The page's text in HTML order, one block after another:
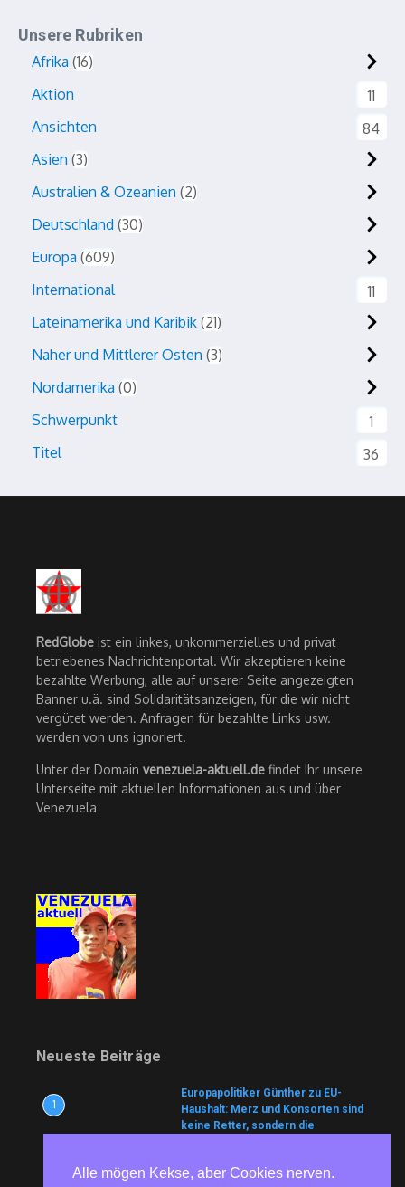
Unsere Rubriken
Afrika 16
Aktion
11
Ansichten
84
Asien 3
Australien & Ozeanien 2
Deutschland 30
Europa 609
International
11
Lateinamerika und Karibik 21
Naher und Mittlerer Osten 3
Nordamerika 0
Schwerpunkt
1
Titel
36
RedGlobe ist ein linkes, unkommerzielles und privat
betriebenes Nachrichtenportal. Wir akzeptieren keine
bezahlte Werbung, alle auf unserer Seite angezeigten
Banner u.ä. sind Solidaritätsanzeigen, für die wir nicht
vergütet werden. Anfragen für bezahlte Links usw.
werden von uns ignoriert.
Unter der Domain venezuela-aktuell.de findet Ihr unsere
Unterseite mit aktuellen Informationen aus und über
Venezuela
Neueste Beiträge
1
Europapolitiker Günther zu EU-
Haushalt: Merz und Konsorten sind
keine Retter, sondern die
Alle mögen Kekse, aber Cookies nerven.